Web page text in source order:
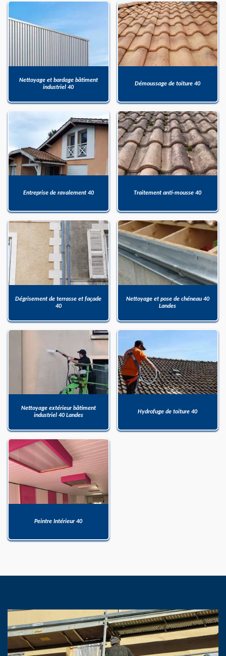
Nettoyage et bardage bâtiment
industriel 40
Démoussage de toiture 40
Entreprise de ravalement 40 Traitement anti-mousse 40
Dégrisement de terrasse et façade
40
Nettoyage et pose de chéneau 40
Landes
Nettoyage extérieur bâtiment
industriel 40 Landes
Hydrofuge de toiture 40
Peintre Intérieur 40